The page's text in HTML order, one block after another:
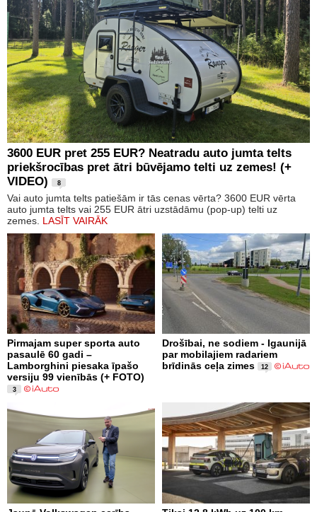
3600 EUR pret 255 EUR? Neatradu auto jumta telts
priekšrocības pret ātri būvējamo telti uz zemes! (+
VIDEO)
8
Vai auto jumta telts patiešām ir tās cenas vērta? 3600 EUR vērta
auto jumta telts vai 255 EUR ātri uzstādāmu (pop-up) telti uz
zemes. LASĪT VAIRĀK
Pirmajam super sporta auto
pasaulē 60 gadi –
Lamborghini piesaka īpašo
versiju 99 vienībās (+ FOTO)
3
Drošībai, ne sodiem - Igaunijā
par mobilajiem radariem
brīdinās ceļa zimes
12